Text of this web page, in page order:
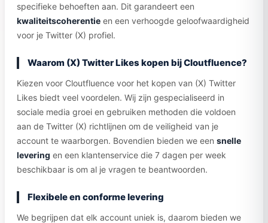
specifieke behoeften aan. Dit garandeert een
kwaliteitscoherentie en een verhoogde geloofwaardigheid
voor je Twitter (X) profiel.
Waarom (X) Twitter Likes kopen bij Cloutfluence?
Kiezen voor Cloutfluence voor het kopen van (X) Twitter
Likes biedt veel voordelen. Wij zijn gespecialiseerd in
sociale media groei en gebruiken methoden die voldoen
aan de Twitter (X) richtlijnen om de veiligheid van je
account te waarborgen. Bovendien bieden we een snelle
levering en een klantenservice die 7 dagen per week
beschikbaar is om al je vragen te beantwoorden.
Flexibele en conforme levering
We begrijpen dat elk account uniek is, daarom bieden we